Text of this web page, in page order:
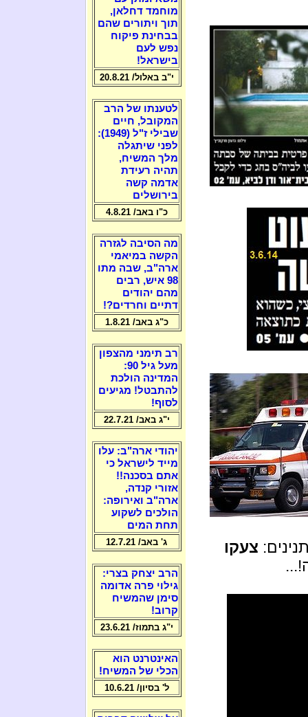
צעקו
מוחמד דחלאן,
תוך ויתורים שהם
בבחינת פיקוח
נפש לעם
בישראל!
י"ב באלול/ 20.8.21
לטענתו של הרב
המקובל, חיים
שבילי ז"ל (1949):
לפני שיתגלה
מלך המשיח,
תהיה רעידת
אדמה קשה
בירושלים
כ"ו באב/ 4.8.21
מה הסיבה לגזרה
הקשה במיאמי
ארה"ב, שבה מתו
98 איש, רבים
מהם יהודים
דתיים וחרדים?!
כ"ג באב/ 1.8.21
רב תימני מהצפון
מעל גיל 90:
המדינה הולכת
להתבטל! מגיעים
לסוף!
י"ג באב/ 22.7.21
יהודי ארה"ב: עלו
מייד לישראל כי
אתם בסכנה!!
אזורי קנדה,
ארה"ב ואירופה:
הולכים לשקוע
תחת המים
ג' באב/ 12.7.21
הרב יצחק בצרי:
גילוי פרה אדומה
סימן שהמשיח
קרוב!
י"ג בתמוז/ 23.6.21
האינטרנט הוא
הכלי של המשיח!
ל' בסיון/ 10.6.21